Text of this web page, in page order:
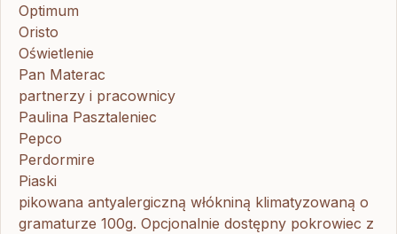
Optimum
Oristo
Oświetlenie
Pan Materac
partnerzy i pracownicy
Paulina Pasztaleniec
Pepco
Perdormire
Piaski
pikowana antyalergiczną włókniną klimatyzowaną o
gramaturze 100g. Opcjonalnie dostępny pokrowiec z